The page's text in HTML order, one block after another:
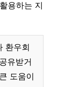
용하는 지
환우회
유받거
도움이